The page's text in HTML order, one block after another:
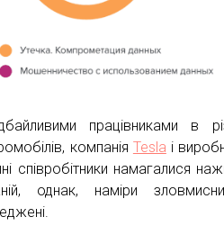
працівниками в
компанія Tesla і
співробітники намагалися
однак, наміри